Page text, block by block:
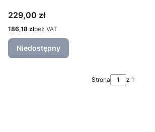
Cena
229,00 zł
Cena
186,18 złbez VAT
Niedostępny
Strona z 1